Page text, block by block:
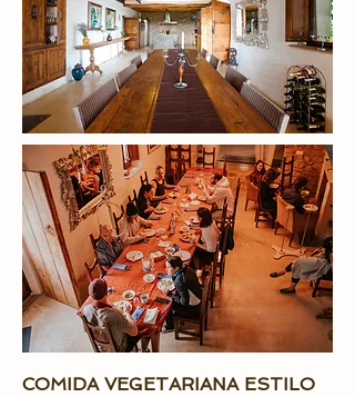
COMIDA VEGETARIANA ESTILO